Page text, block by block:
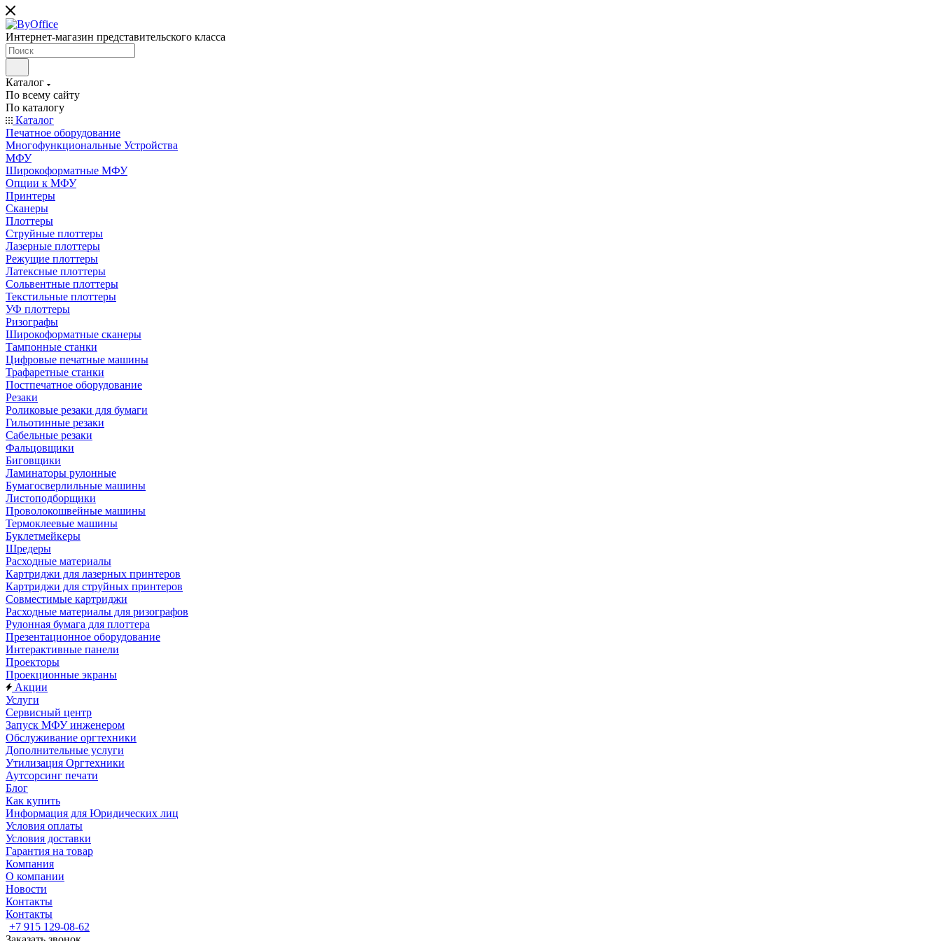
Интернет-магазин представительского класса
Каталог
По всему сайту
По каталогу
Каталог
Печатное оборудование
Многофункциональные Устройства
МФУ
Широкоформатные МФУ
Опции к МФУ
Принтеры
Сканеры
Плоттеры
Струйные плоттеры
Лазерные плоттеры
Режущие плоттеры
Латексные плоттеры
Сольвентные плоттеры
Текстильные плоттеры
УФ плоттеры
Ризографы
Широкоформатные сканеры
Тампонные станки
Цифровые печатные машины
Трафаретные станки
Постпечатное оборудование
Резаки
Роликовые резаки для бумаги
Гильотинные резаки
Сабельные резаки
Фальцовщики
Биговщики
Ламинаторы рулонные
Бумагосверлильные машины
Листоподборщики
Проволокошвейные машины
Термоклеевые машины
Буклетмейкеры
Шредеры
Расходные материалы
Картриджи для лазерных принтеров
Картриджи для струйных принтеров
Совместимые картриджи
Расходные материалы для ризографов
Рулонная бумага для плоттера
Презентационное оборудование
Интерактивные панели
Проекторы
Проекционные экраны
Акции
Услуги
Сервисный центр
Запуск МФУ инженером
Обслуживание оргтехники
Дополнительные услуги
Утилизация Оргтехники
Аутсорсинг печати
Блог
Как купить
Информация для Юридических лиц
Условия оплаты
Условия доставки
Гарантия на товар
Компания
О компании
Новости
Контакты
Контакты
+7 915 129-08-62